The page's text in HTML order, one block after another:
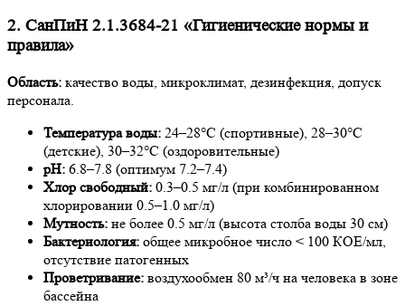
2. СанПиН 2.1.3684-21 «Гигиенические нормы и
правила»
Область: качество воды, микроклимат, дезинфекция, допуск
персонала.
Температура воды: 24–28°C (спортивные), 28–30°C
(детские), 30–32°C (оздоровительные)
pH: 6.8–7.8 (оптимум 7.2–7.4)
Хлор свободный: 0.3–0.5 мг/л (при комбинированном
хлорировании 0.5–1.0 мг/л)
Мутность: не более 0.5 мг/л (высота столба воды 30 см)
Бактериология: общее микробное число < 100 КОЕ/мл,
отсутствие патогенных
Проветривание: воздухообмен 80 м³/ч на человека в зоне
бассейна